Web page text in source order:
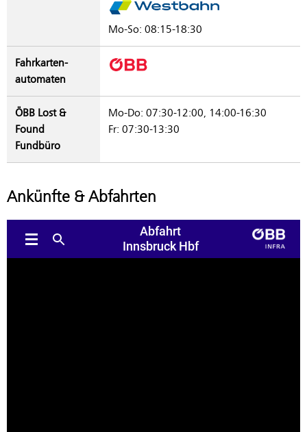
Mo-So: 08:15-18:30
Fahrkarten­
automaten
ÖBB Lost &
Found
Fundbüro
Mo-Do: 07:30-12:00, 14:00-16:30
Fr: 07:30-13:30
Ankünfte & Abfahrten